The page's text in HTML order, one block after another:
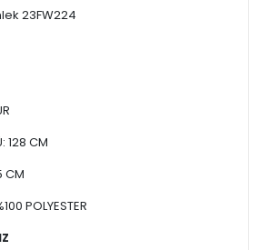
23FW224
128 CM
CM
POLYESTER